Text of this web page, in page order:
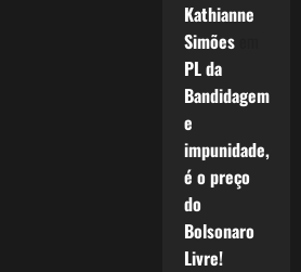
Kathianne
Simõesem
PL da
Bandidagem
e
impunidade,
é o preço
do
Bolsonaro
Livre!